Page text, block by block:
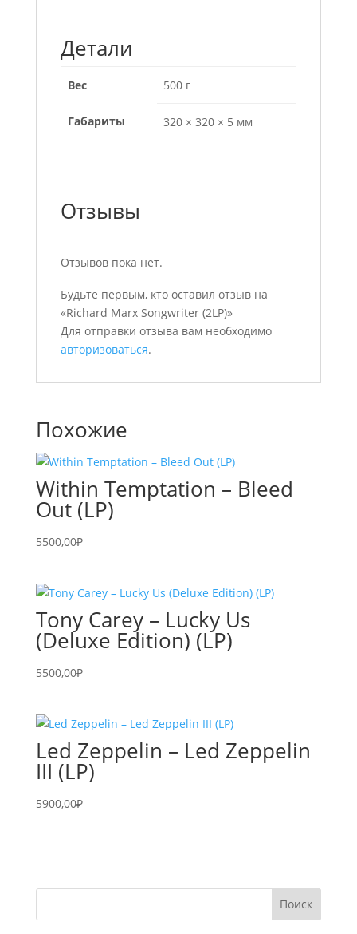
Детали
Вес 500 г
Габариты 320 × 320 × 5 мм
Отзывы
Отзывов пока нет.
Будьте первым, кто оставил отзыв на
«Richard Marx Songwriter (2LP)»
Для отправки отзыва вам необходимо
авторизоваться.
Похожие
Within Temptation – Bleed
Out (LP)
5500,00₽
Tony Carey – Lucky Us
(Deluxe Edition) (LP)
5500,00₽
Led Zeppelin – Led Zeppelin
III (LP)
5900,00₽